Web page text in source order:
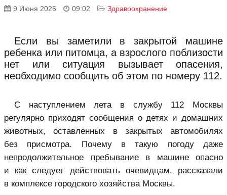
9 Июня 2026 09:02 Здравоохранение
Если вы заметили в закрытой машине
ребенка или питомца, а взрослого поблизости
нет или ситуация вызывает опасения,
необходимо сообщить об этом по номеру 112.
С наступлением лета в службу 112 Москвы
регулярно приходят сообщения о детях и домашних
животных, оставленных в закрытых автомобилях
без присмотра. Почему в такую погоду даже
непродолжительное пребывание в машине опасно
и как следует действовать очевидцам, рассказали
в комплексе городского хозяйства Москвы.